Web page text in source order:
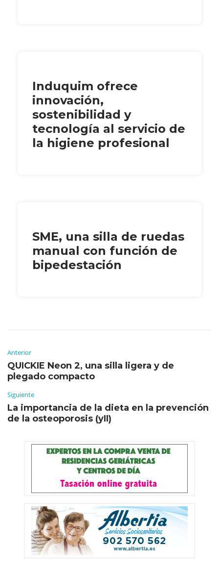
Induquim ofrece
innovación,
sostenibilidad y
tecnología al servicio de
la higiene profesional
SME, una silla de ruedas
manual con función de
bipedestación
Anterior
QUICKIE Neon 2, una silla ligera y de
plegado compacto
Siguiente
La importancia de la dieta en la prevención
de la osteoporosis (yII)